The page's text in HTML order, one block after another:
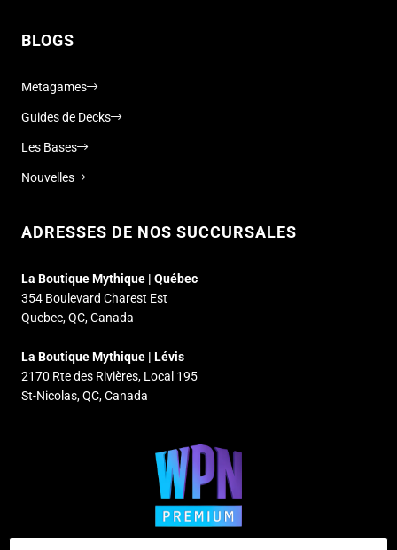
BLOGS
Metagames
Guides de Decks
Les Bases
Nouvelles
ADRESSES DE NOS SUCCURSALES
La Boutique Mythique | Québec
354 Boulevard Charest Est
Quebec, QC, Canada
La Boutique Mythique | Lévis
2170 Rte des Rivières, Local 195
St-Nicolas, QC, Canada